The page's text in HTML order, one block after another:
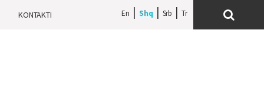
KONTAKTI En Shq Srb